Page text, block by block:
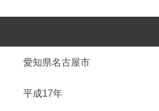
愛知県名古屋市
平成17年